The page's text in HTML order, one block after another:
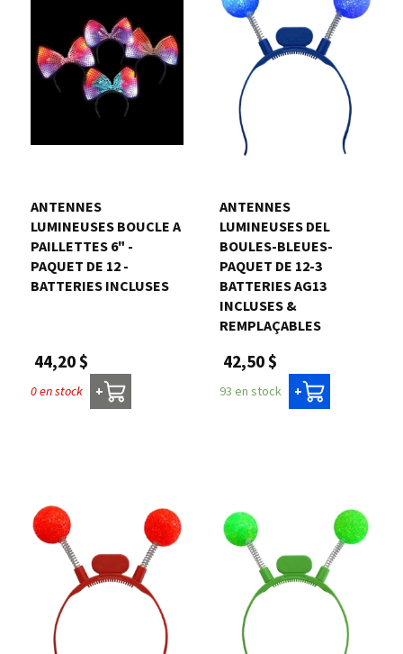
ANTENNES
LUMINEUSES BOUCLE A
PAILLETTES 6" -
PAQUET DE 12 -
BATTERIES INCLUSES
44,20 $
0 en stock +
ANTENNES
LUMINEUSES DEL
BOULES-BLEUES-
PAQUET DE 12-3
BATTERIES AG13
INCLUSES &
REMPLAÇABLES
42,50 $
93 en stock +